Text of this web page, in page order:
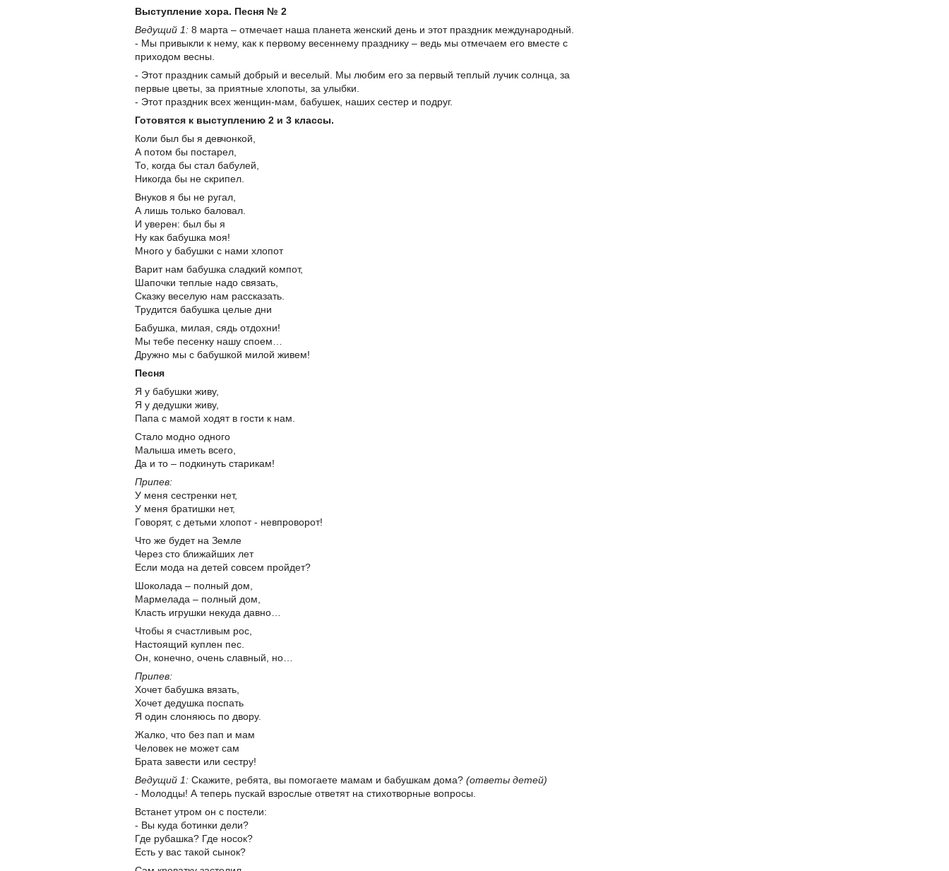
Выступление хора. Песня № 2
Ведущий 1: 8 марта – отмечает наша планета женский день и этот праздник международный.
- Мы привыкли к нему, как к первому весеннему празднику – ведь мы отмечаем его вместе с
приходом весны.
- Этот праздник самый добрый и веселый. Мы любим его за первый теплый лучик солнца, за
первые цветы, за приятные хлопоты, за улыбки.
- Этот праздник всех женщин-мам, бабушек, наших сестер и подруг.
Готовятся к выступлению 2 и 3 классы.
Коли был бы я девчонкой,
А потом бы постарел,
То, когда бы стал бабулей,
Никогда бы не скрипел.
Внуков я бы не ругал,
А лишь только баловал.
И уверен: был бы я
Ну как бабушка моя!
Много у бабушки с нами хлопот
Варит нам бабушка сладкий компот,
Шапочки теплые надо связать,
Сказку веселую нам рассказать.
Трудится бабушка целые дни
Бабушка, милая, сядь отдохни!
Мы тебе песенку нашу споем…
Дружно мы с бабушкой милой живем!
Песня
Я у бабушки живу,
Я у дедушки живу,
Папа с мамой ходят в гости к нам.
Стало модно одного
Малыша иметь всего,
Да и то – подкинуть старикам!
Припев:
У меня сестренки нет,
У меня братишки нет,
Говорят, с детьми хлопот - невпроворот!
Что же будет на Земле
Через сто ближайших лет
Если мода на детей совсем пройдет?
Шоколада – полный дом,
Мармелада – полный дом,
Класть игрушки некуда давно…
Чтобы я счастливым рос,
Настоящий куплен пес.
Он, конечно, очень славный, но…
Припев:
Хочет бабушка вязать,
Хочет дедушка поспать
Я один слоняюсь по двору.
Жалко, что без пап и мам
Человек не может сам
Брата завести или сестру!
Ведущий 1: Скажите, ребята, вы помогаете мамам и бабушкам дома? (ответы детей)
- Молодцы! А теперь пускай взрослые ответят на стихотворные вопросы.
Встанет утром он с постели:
- Вы куда ботинки дели?
Где рубашка? Где носок?
Есть у вас такой сынок?